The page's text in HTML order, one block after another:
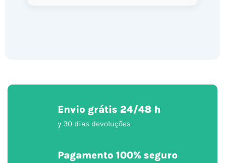
Envio grátis 24/48 h
y 30 dias devoluções
Pagamento 100% seguro